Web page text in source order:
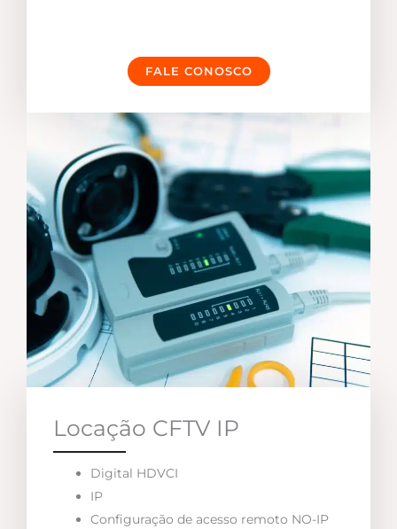
FALE CONOSCO
Locação CFTV IP
Digital HDVCI
IP
Configuração de acesso remoto NO-IP